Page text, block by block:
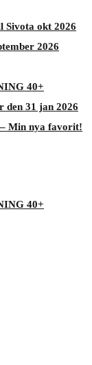
Sivota okt 2026
2026
40+
31 jan 2026
Min nya favorit!
40+